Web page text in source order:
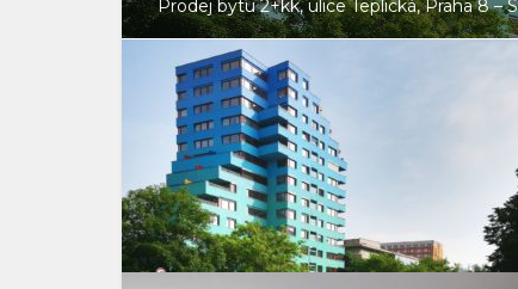
Prodej bytu 2+kk, ulice Teplická, Praha 8 –